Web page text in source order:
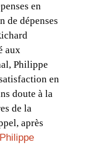
en
de dépenses
aux
Philippe
en
doute à la
de la
après
Philippe